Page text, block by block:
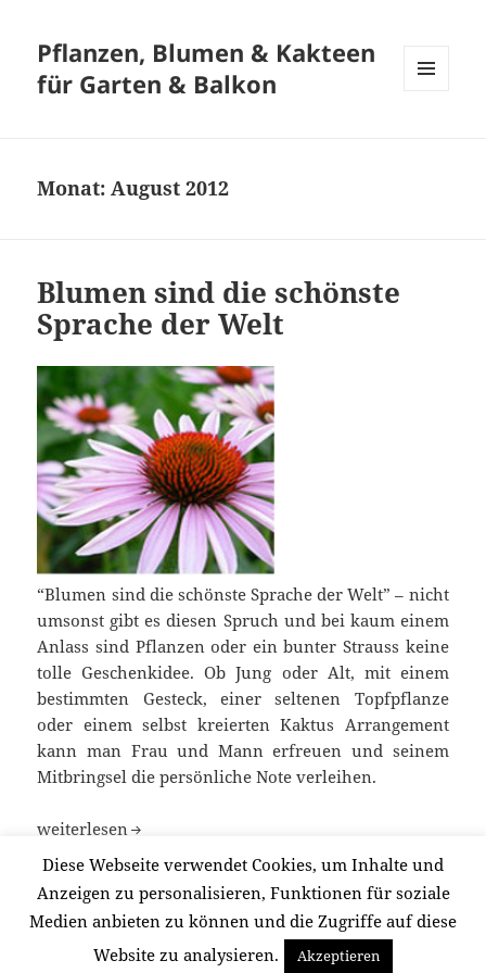
Pflanzen, Blumen & Kakteen
für Garten & Balkon
Monat:August 2012
Blumen sind die schönste
Sprache der Welt
“Blumen sind die schönste Sprache der Welt” – nicht
umsonst gibt es diesen Spruch und bei kaum einem
Anlass sind Pflanzen oder ein bunter Strauss keine
tolle Geschenkidee. Ob Jung oder Alt, mit einem
bestimmten Gesteck, einer seltenen Topfpflanze
oder einem selbst kreierten Kaktus Arrangement
kann man Frau und Mann erfreuen und seinem
Mitbringsel die persönliche Note verleihen.
Blumen sind die schönste Sprache der Welt
weiterlesen
Veröffentlicht
am
29/08/2012 Kategorien
Allgemein
Schreibe einen Kommentarzu Blumen sind die schönste Sprache der
Diese Webseite verwendet Cookies, um Inhalte und
Anzeigen zu personalisieren, Funktionen für soziale
Medien anbieten zu können und die Zugriffe auf diese
Website zu analysieren.
Akzeptieren